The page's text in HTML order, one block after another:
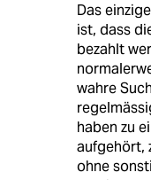
Das
ist, dass
bezahlt
wahre
haben zu
aufgehört,
ohne